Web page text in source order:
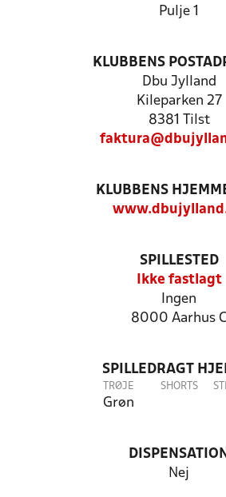
Pulje 1
KLUBBENS
Dbu Jylland
Kileparken 27
8381 Tilst
KLUBBENS
SPILLESTED
Ikke fastlagt
Ingen
8000 Aarhus C
SPILLEDRAGT
TRØJE
Grøn
SHORTS
DISPENSATION
Nej